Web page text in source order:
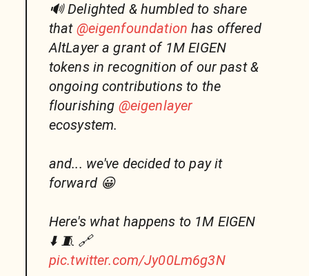
🔊 Delighted & humbled to share
that @eigenfoundation has offered
AltLayer a grant of 1M EIGEN
tokens in recognition of our past &
ongoing contributions to the
flourishing @eigenlayer
ecosystem.
and... we've decided to pay it
forward 😀
Here's what happens to 1M EIGEN
⬇️ 🧵 🔗
pic.twitter.com/Jy00Lm6g3N